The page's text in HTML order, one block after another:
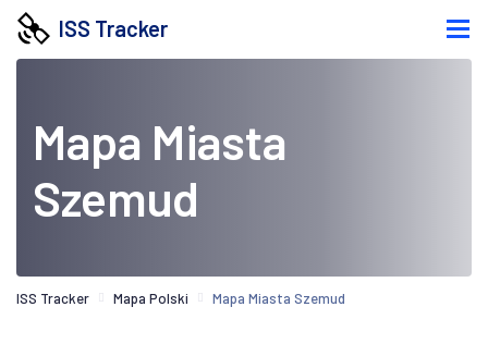
ISS Tracker
Mapa Miasta
Szemud
ISS Tracker Mapa Polski Mapa Miasta Szemud